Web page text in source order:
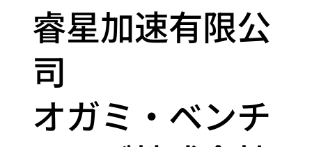
睿星加速有限公
司
オガミ・ベンチ